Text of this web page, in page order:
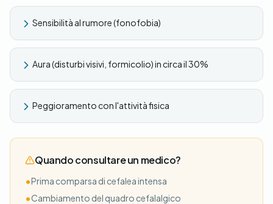
Sensibilità al rumore (fonofobia)
Aura (disturbi visivi, formicolio) in circa il 30%
Peggioramento con l'attività fisica
Quando consultare un medico?
•Prima comparsa di cefalea intensa
•Cambiamento del quadro cefalalgico